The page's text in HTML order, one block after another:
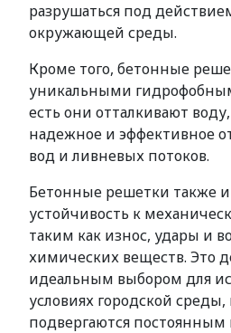
разрушаться под
окружающей среды.
Кроме того, бетонные
уникальными
есть они отталкивают
надежное и эффективное
вод и ливневых потоков.
Бетонные решетки также
устойчивость к
таким как износ, удары и
химических веществ. Это
идеальным выбором для
условиях городской среды,
подвергаются постоянным